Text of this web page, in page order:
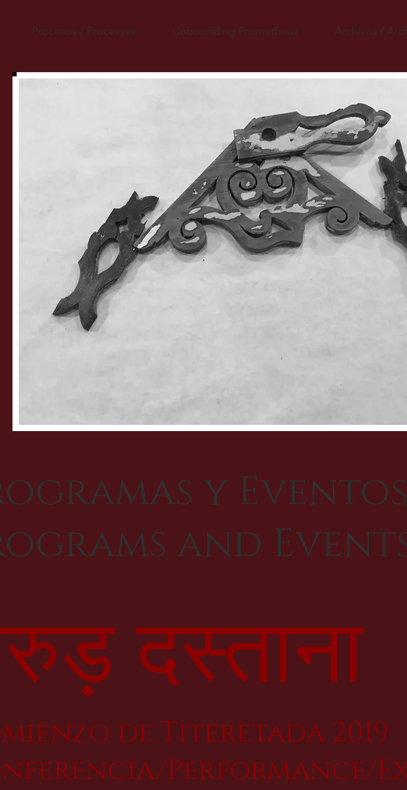
Procesos / Processes Unbounding Prometheus Archivos /
y
and
दस्ताना
de Titeretada 2019
Performance/